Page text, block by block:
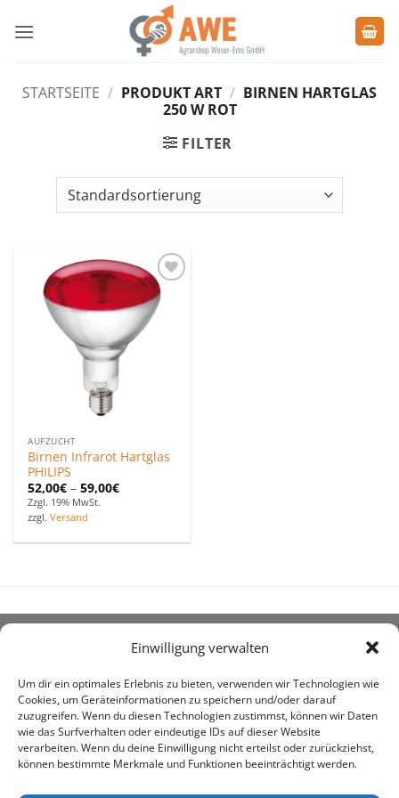
Einwilligung verwalten
Um dir ein optimales Erlebnis zu bieten, verwenden wir Technologien wie
Cookies, um Geräteinformationen zu speichern und/oder darauf
zuzugreifen. Wenn du diesen Technologien zustimmst, können wir Daten
wie das Surfverhalten oder eindeutige IDs auf dieser Website
verarbeiten. Wenn du deine Einwilligung nicht erteilst oder zurückziehst,
können bestimmte Merkmale und Funktionen beeinträchtigt werden.
Inhalt
STARTSEITE / PRODUKT ART / BIRNEN HARTGLAS
250 W ROT
FILTER
Zu den
Favoriten
hinzufügen
AUFZUCHT
Birnen Infrarot Hartglas
PHILIPS
52,00€ –59,00€
Zzgl. 19% MwSt.
zzgl.Versand